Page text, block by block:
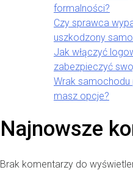
formalności?
Czy sprawca
uszkodzony
Jak włączyć
zabezpieczyć
Wrak samochodu
masz opcje?
Najnowsze
Brak komentarzy do